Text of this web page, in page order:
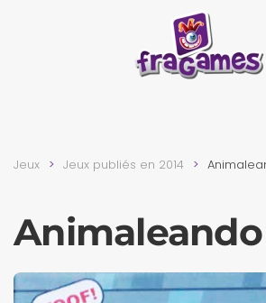
Skip to main content
Jeux Jeux publiés en 2014
Animaleando